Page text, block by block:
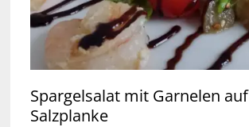
Spargelsalat mit Garnelen auf
Salzplanke